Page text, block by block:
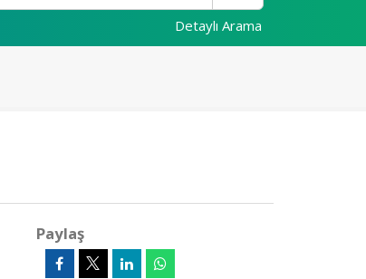
Detaylı Arama
Paylaş